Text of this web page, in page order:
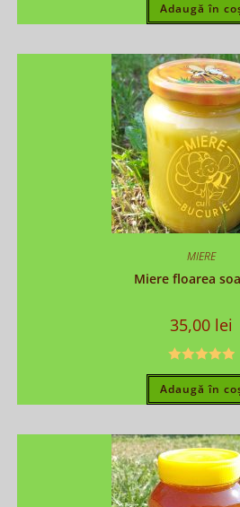
Adaugă în
MIERE
Miere floarea
35,00 lei
Evaluat la
5.00din 5
Adaugă în